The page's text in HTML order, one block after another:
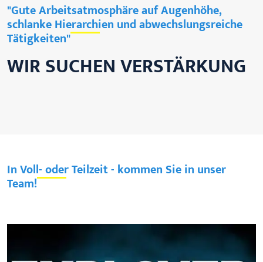
"Gute Arbeitsatmosphäre auf Augenhöhe,
schlanke Hierarchien und abwechslungsreiche
Tätigkeiten"
WIR SUCHEN VERSTÄRKUNG
In Voll- oder Teilzeit - kommen Sie in unser
Team!